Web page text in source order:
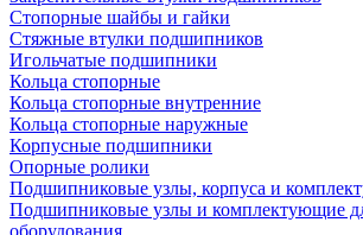
Стопорные шайбы и гайки
Стяжные втулки подшипников
Игольчатые подшипники
Кольца стопорные
Кольца стопорные внутренние
Кольца стопорные наружные
Корпусные подшипники
Опорные ролики
Подшипниковые узлы, корпуса и
Подшипниковые узлы и комплектующие
оборудования